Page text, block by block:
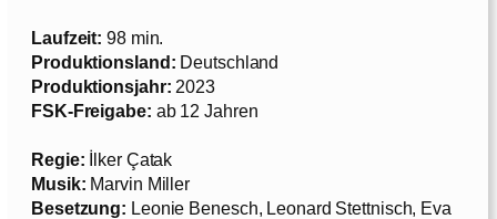
Laufzeit: 98 min.
Produktionsland: Deutschland
Produktionsjahr: 2023
FSK-Freigabe: ab 12 Jahren
Regie: İlker Çatak
Musik: Marvin Miller
Besetzung: Leonie Benesch, Leonard Stettnisch, Eva